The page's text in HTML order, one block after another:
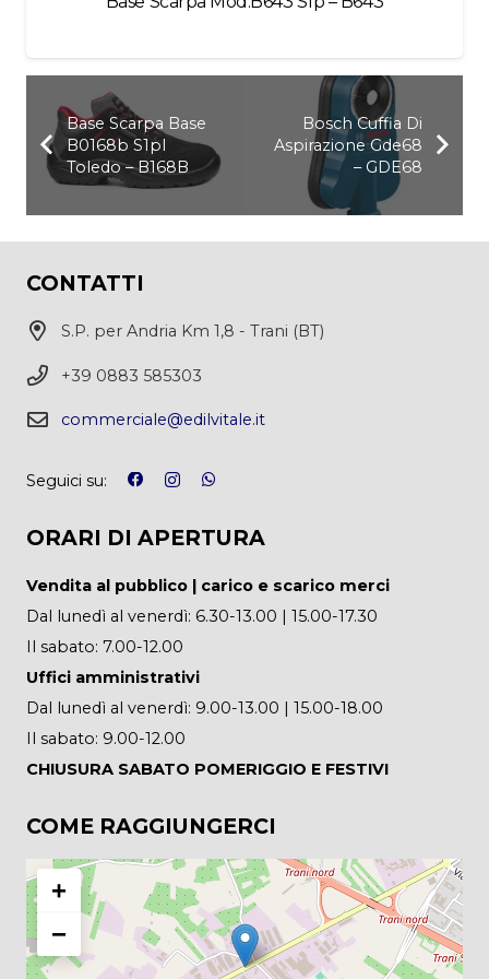
Base Scarpa Base
B0168b S1pl
Toledo – B168B
Bosch Cuffia Di
Aspirazione Gde68
– GDE68
CONTATTI
S.P. per Andria Km 1,8 - Trani (BT)
+39 0883 585303
commerciale@edilvitale.it
Seguici su:
ORARI DI APERTURA
Vendita al pubblico | carico e scarico merci
Dal lunedì al venerdì: 6.30-13.00 | 15.00-17.30
Il sabato: 7.00-12.00
Uffici amministrativi
Dal lunedì al venerdì: 9.00-13.00 | 15.00-18.00
Il sabato: 9.00-12.00
CHIUSURA SABATO POMERIGGIO E FESTIVI
COME RAGGIUNGERCI
+
−